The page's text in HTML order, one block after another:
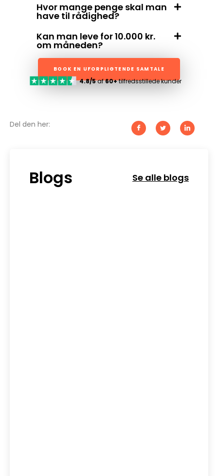
Hvor mange penge skal man
have til rådighed?
Kan man leve for 10.000 kr.
om måneden?
BOOK EN UFORPLIGTENDE SAMTALE
4.8/5af60+tilfredsstillede kunder
Del den her:
Blogs Se alle blogs